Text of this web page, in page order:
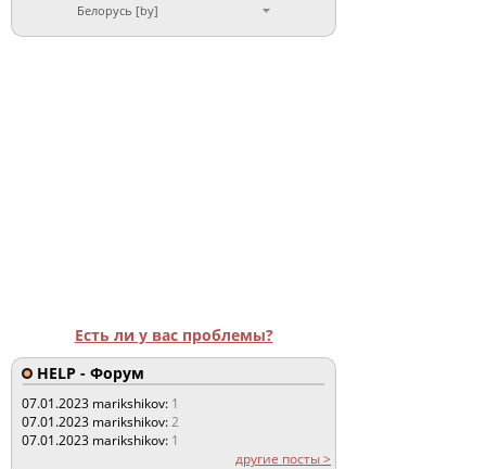
Белорусь [by]
Есть ли у вас проблемы?
HELP - Форум
07.01.2023 marikshikov: 1
07.01.2023 marikshikov:2
07.01.2023 marikshikov: 1
другие посты >